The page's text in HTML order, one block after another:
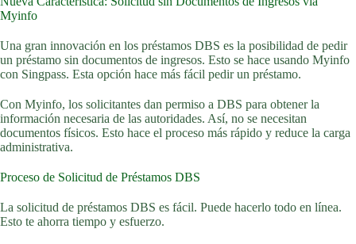
Myinfo
Una gran innovación en los préstamos DBS es la posibilidad de pedir
un préstamo sin documentos de ingresos. Esto se hace usando Myinfo
con Singpass. Esta opción hace más fácil pedir un préstamo.
Con Myinfo, los solicitantes dan permiso a DBS para obtener la
información necesaria de las autoridades. Así, no se necesitan
documentos físicos. Esto hace el proceso más rápido y reduce la carga
administrativa.
Proceso de Solicitud de Préstamos DBS
La solicitud de préstamos DBS es fácil. Puede hacerlo todo en línea.
Esto te ahorra tiempo y esfuerzo.